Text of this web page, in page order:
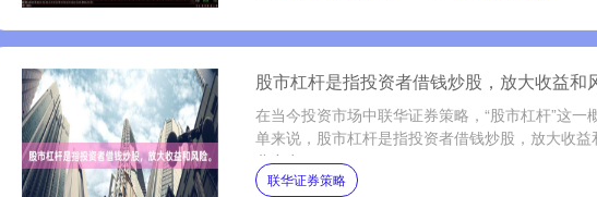
股市杠杆是指投资者借钱炒股，放大收益和
在当今投资市场中联华证券策略，“股市杠杆”这
单来说，股市杠杆是指投资者借钱炒股，放大收
分自有....
联华证券策略